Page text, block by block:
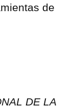
de
DE LA